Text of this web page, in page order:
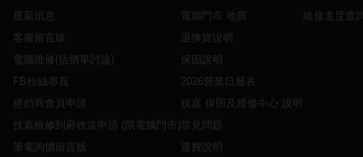
最新消息
客服留言版
電腦維修(估價單討論)
FB粉絲專頁
經銷商會員申請
技嘉維修到府收送申請 (限電腦門市)
筆電詢價留言版
電腦門市 地圖
退換貨說明
保固說明
2026營業日曆表
技嘉 保固及維修中心 說明
常見問題
運費說明
維修進度查